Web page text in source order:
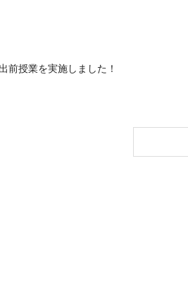
前授業を実施しました！